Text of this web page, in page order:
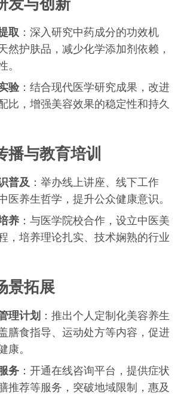
取 ：深入研究中药成分的功效机
然护肤品，减少化学添加剂依赖，
。
验：结合现代医学研究成果，改进
比，增强美容效果的稳定性和持久
播与教育培训
普及 ：举办线上讲座、线下工作
医养生哲学，提升公众健康意识。
养 ：与医学院校合作，设立中医美
，培养理论扎实、技术娴熟的行业
景拓展
理计划
：推出个人定制化美容养生
膳食指导、运动处方等内容，促进
康。
务 ：开通在线咨询平台，提供症状
推荐等服务，突破地域限制，惠及